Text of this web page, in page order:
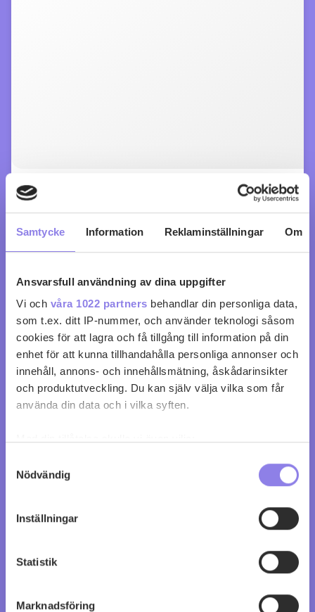
Samtycke Information Reklaminställningar Om
Ansvarsfull användning av dina uppgifter
Vi och våra 1022 partners behandlar din personliga data,
som t.ex. ditt IP-nummer, och använder teknologi såsom
cookies för att lagra och få tillgång till information på din
enhet för att kunna tillhandahålla personliga annonser och
innehåll, annons- och innehållsmätning, åskådarinsikter
och produktutveckling. Du kan själv välja vilka som får
använda din data och i vilka syften.
som kan ha en noggrannhet på upp till flera meter
Ta reda på mer om hur dina personliga uppgifter
Du kan ändra eller dra tillbaka ditt samtycke när som
Nödvändig
Inställningar
Statistik
Marknadsföring
Maison Blanche Chardonnay
köp 99 kr
2023 Bourgogne Chardonnay Les